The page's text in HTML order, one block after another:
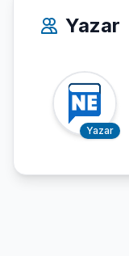
Yazar
Yazar